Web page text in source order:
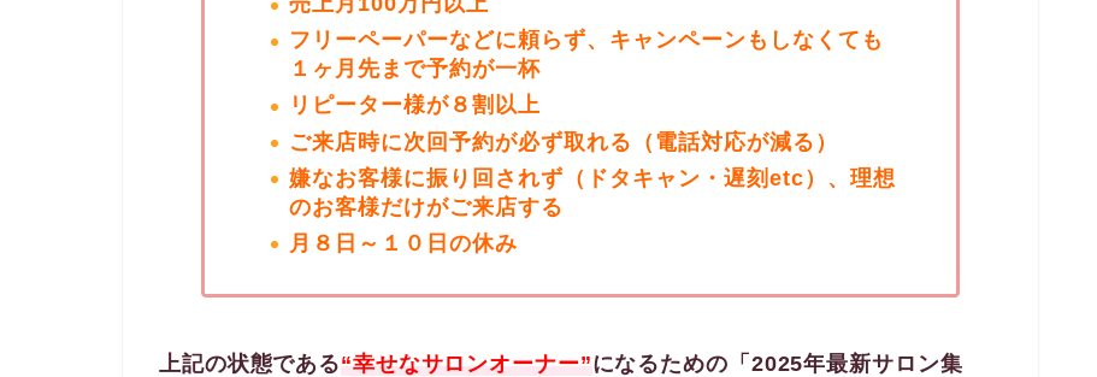
フリーペーパーなどに頼らず、キャンペーンもしなくても
１ヶ月先まで予約が一杯
リピーター様が８割以上
ご来店時に次回予約が必ず取れる（電話対応が減る）
嫌なお客様に振り回されず（ドタキャン・遅刻etc）、理想
のお客様だけがご来店する
月８日～１０日の休み
上記の状態である“幸せなサロンオーナー”になるための「2025年最新サロン集